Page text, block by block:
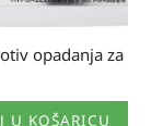
opadanja za
U KOŠARICU